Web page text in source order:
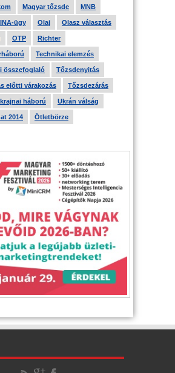
Magyar tőzsde MNB
ügy Olaj Olasz választás
OTP Richter
Technikai elemzés
összefoglaló Tőzsdenyitás
előtti várakozás Tőzsdezárás
háború Ukrán válság
2014 Ötletbörze